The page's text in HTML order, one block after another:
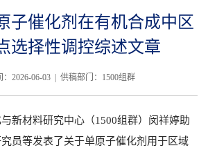
子催化剂在有机合成中区
选择性调控综述文章
：2026-06-03 | 供稿部门：1500组群
新材料研究中心（1500组群）闵祥婷助
员等发表了关于单原子催化剂用于区域